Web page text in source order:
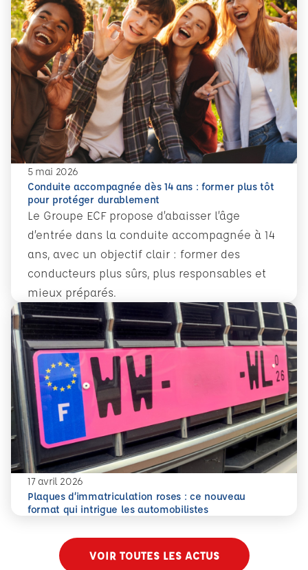
5 mai 2026
Conduite accompagnée dès 14 ans : former plus tôt
pour protéger durablement
Le Groupe ECF propose d’abaisser l’âge
d’entrée dans la conduite accompagnée à 14
ans, avec un objectif clair : former des
conducteurs plus sûrs, plus responsables et
mieux préparés.
En savoir plus
Conduite accompagnée dès 14 ans : former plus tôt pour
17 avril 2026
Plaques d’immatriculation roses : ce nouveau
format qui intrigue les automobilistes
En savoir plus
Plaques d’immatriculation roses : ce nouveau format
VOIR TOUTES LES ACTUS